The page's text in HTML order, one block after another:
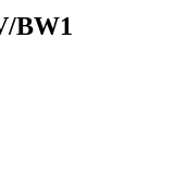
BW1